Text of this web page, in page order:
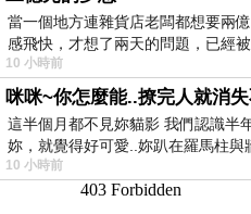
當一個地方連雜貨店老闆都想要兩
感飛快，才想了兩天的問題，已經
10 小時前
咪咪~你怎麼能..撩完人就消
這半個月都不見妳貓影 我們認識半
妳，就覺得好可愛..妳趴在羅馬柱與
10 小時前